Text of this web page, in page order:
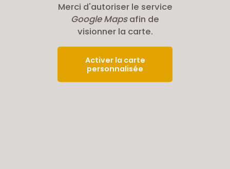
Merci d'autoriser le service
Google Mapsafin de
visionner la carte.
Activer la carte
personnalisée